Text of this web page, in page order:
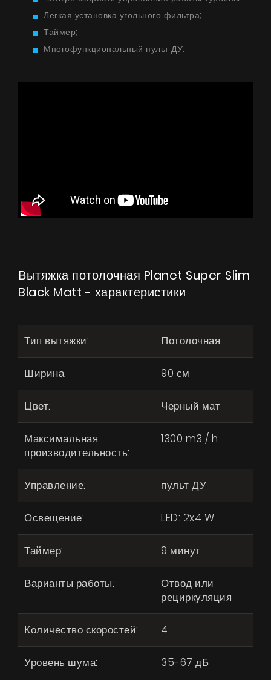
Легкая установка угольного фильтра;
Таймер;
Многофункциональный пульт ДУ.
Вытяжка потолочная Planet Super Slim
Black Matt - характеристики
Тип вытяжки: Потолочная
Ширина: 90 см
Цвет: Черный мат
Максимальная
производительность:
1300 m3 / h
Управление: пульт ДУ
Освещение: LED: 2x4 W
Таймер: 9 минут
Варианты работы:
Отвод или
рециркуляция
Количество скоростей: 4
Уровень шума: 35-67 дБ